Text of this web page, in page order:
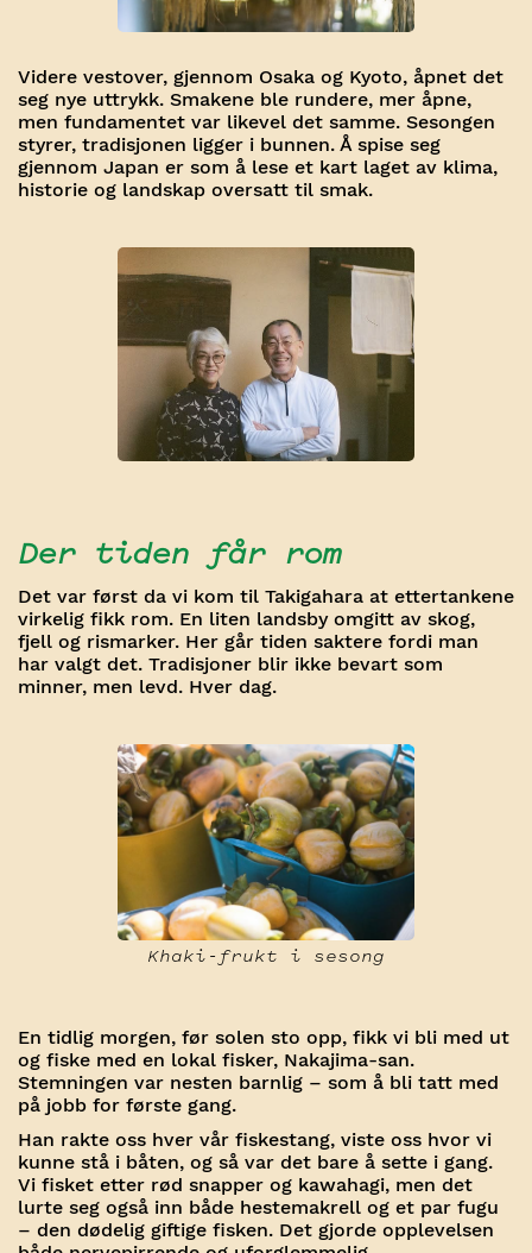
Videre vestover, gjennom Osaka og Kyoto, åpnet det
seg nye uttrykk. Smakene ble rundere, mer åpne,
men fundamentet var likevel det samme. Sesongen
styrer, tradisjonen ligger i bunnen. Å spise seg
gjennom Japan er som å lese et kart laget av klima,
historie og landskap oversatt til smak.
Der tiden får rom
Det var først da vi kom til Takigahara at ettertankene
virkelig fikk rom. En liten landsby omgitt av skog,
fjell og rismarker. Her går tiden saktere fordi man
har valgt det. Tradisjoner blir ikke bevart som
minner, men levd. Hver dag.
Khaki-frukt i sesong
En tidlig morgen, før solen sto opp, fikk vi bli med ut
og fiske med en lokal fisker, Nakajima-san.
Stemningen var nesten barnlig – som å bli tatt med
på jobb for første gang.
Han rakte oss hver vår fiskestang, viste oss hvor vi
kunne stå i båten, og så var det bare å sette i gang.
Vi fisket etter rød snapper og kawahagi, men det
lurte seg også inn både hestemakrell og et par fugu
– den dødelig giftige fisken. Det gjorde opplevelsen